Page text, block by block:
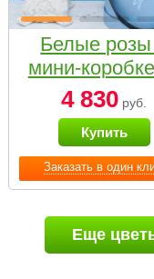
Заказать в один
Белые розы
мини-
Bella Fiori
4 830 руб.
Купить
Еще